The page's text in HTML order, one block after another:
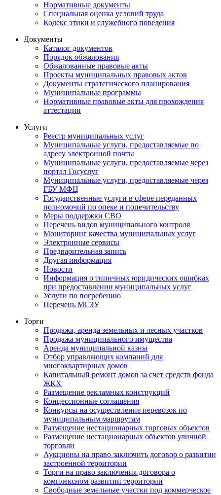
Нормативные документы
Специальная оценка условий труда
Кодекс этики и служебного поведения
Документы
Каталог документов
Порядок обжалования
Обжалованные правовые акты
Проекты муниципальных правовых актов
Документы стратегического планирования
Муниципальные программы
Нормативные правовые акты для прохождения
аттестации
Услуги
Реестр муниципальных услуг
Муниципальные услуги, предоставляемые по
адресу электронной почты
Муниципальные услуги, предоставляемые через
портал Госуслуг
Муниципальные услуги, предоставляемые через
ГБУ МФЦ
Государственные услуги в сфере переданных
полномочий по опеке и попечительству
Меры поддержки СВО
Перечень видов муниципального контроля
Мониторинг качества муниципальных услуг
Электронные сервисы
Предварительная запись
Другая информация
Новости
Информация о типичных юридических ошибках
при предоставлении муниципальных услуг
Услуги по погребению
Перечень МСЗУ
Торги
Продажа, аренда земельных и лесных участков
Продажа муниципального имущества
Аренда муниципальной казны
Отбор управляющих компаний для
многоквартирных домов
Капитальный ремонт домов за счет средств фонда
ЖКХ
Размещение рекламных конструкций
Концессионные соглашения
Конкурсы на осуществление перевозок по
муниципальным маршрутам
Размещение нестационарных торговых объектов
Размещение нестационарных объектов уличной
торговли
Аукционы на право заключить договор о развитии
застроенной территории
Торги на право заключения договора о
комплексном развитии территории
Свободные земельные участки под коммерческое